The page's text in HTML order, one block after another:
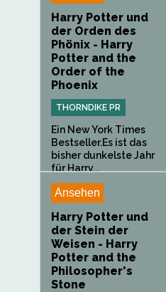
Harry Potter und
der Orden des
Phönix - Harry
Potter and the
Order of the
Phoenix
THORNDIKE PR
Ein New York Times
Bestseller.Es ist das
bisher dunkelste Jahr
für Harry...
Ansehen
Harry Potter und
der Stein der
Weisen - Harry
Potter and the
Philosopher's
Stone